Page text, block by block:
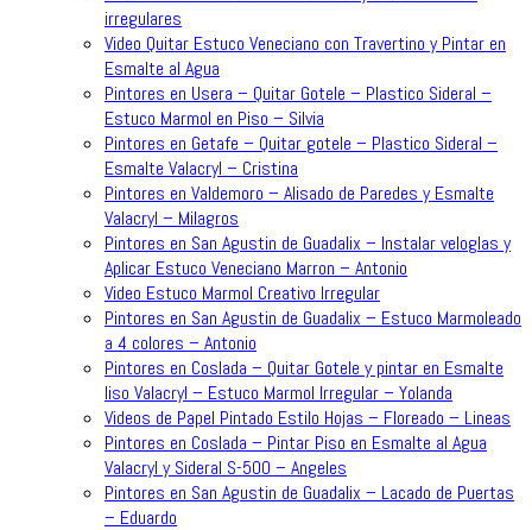
irregulares
Video Quitar Estuco Veneciano con Travertino y Pintar en
Esmalte al Agua
Pintores en Usera – Quitar Gotele – Plastico Sideral –
Estuco Marmol en Piso – Silvia
Pintores en Getafe – Quitar gotele – Plastico Sideral –
Esmalte Valacryl – Cristina
Pintores en Valdemoro – Alisado de Paredes y Esmalte
Valacryl – Milagros
Pintores en San Agustin de Guadalix – Instalar veloglas y
Aplicar Estuco Veneciano Marron – Antonio
Video Estuco Marmol Creativo Irregular
Pintores en San Agustin de Guadalix – Estuco Marmoleado
a 4 colores – Antonio
Pintores en Coslada – Quitar Gotele y pintar en Esmalte
liso Valacryl – Estuco Marmol Irregular – Yolanda
Videos de Papel Pintado Estilo Hojas – Floreado – Lineas
Pintores en Coslada – Pintar Piso en Esmalte al Agua
Valacryl y Sideral S-500 – Angeles
Pintores en San Agustin de Guadalix – Lacado de Puertas
– Eduardo